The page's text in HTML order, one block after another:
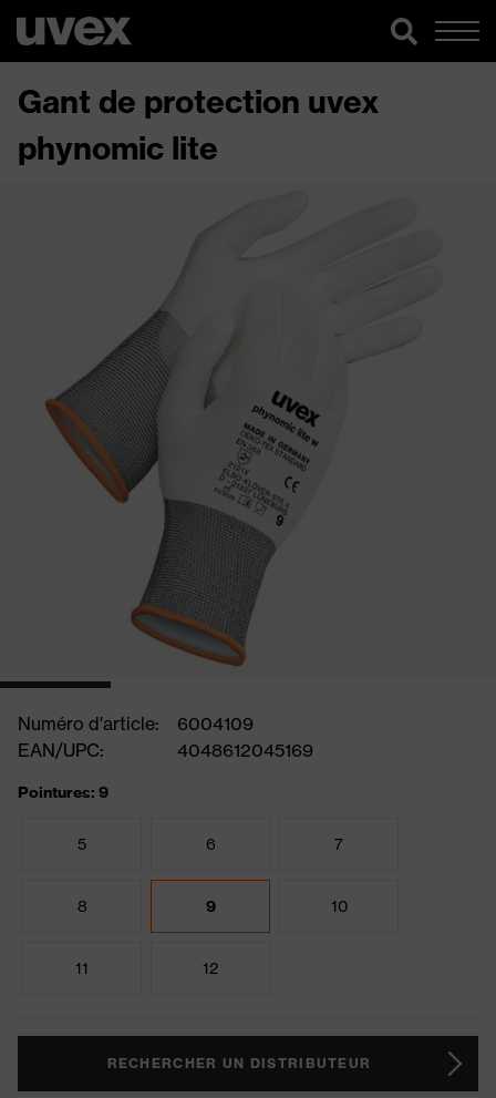
Gant de protection uvex
phynomic lite
Numéro d'article:
6004109
EAN/UPC:
4048612045169
Pointures: 9
5 6 7
8 9 10
11 12
RECHERCHER UN DISTRIBUTEUR